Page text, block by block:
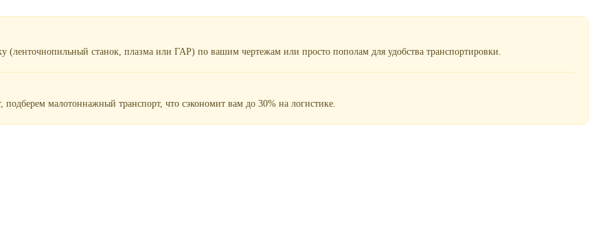
(ленточнопильный станок, плазма или ГАР) по вашим чертежам или просто пополам для удобства транспортировки.
малотоннажный транспорт, что сэкономит вам до 30% на логистике.